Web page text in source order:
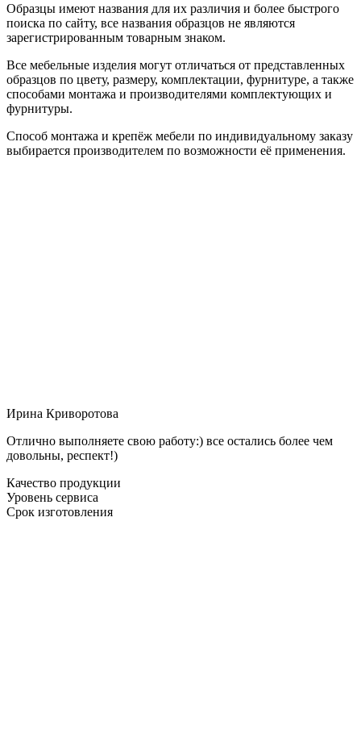
Образцы имеют названия для их различия и более быстрого
поиска по сайту, все названия образцов не являются
зарегистрированным товарным знаком.
Все мебельные изделия могут отличаться от представленных
образцов по цвету, размеру, комплектации, фурнитуре, а также
способами монтажа и производителями комплектующих и
фурнитуры.
Способ монтажа и крепёж мебели по индивидуальному заказу
выбирается производителем по возможности её применения.
Ирина Криворотова
Отлично выполняете свою работу:) все остались более чем
довольны, респект!)
Качество продукции
Уровень сервиса
Срок изготовления